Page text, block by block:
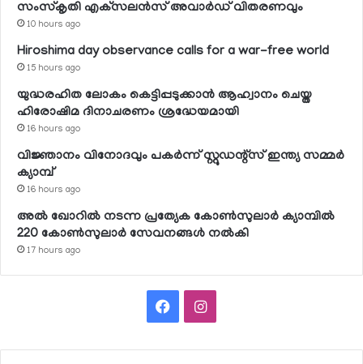
സംസ്‌കൃതി എക്‌സലന്‍സ് അവാര്‍ഡ് വിതരണവും
10 hours ago
Hiroshima day observance calls for a war-free world
15 hours ago
യുദ്ധരഹിത ലോകം കെട്ടിപ്പടുക്കാന്‍ ആഹ്വാനം ചെയ്ത
ഹിരോഷിമ ദിനാചരണം ശ്രദ്ധേയമായി
16 hours ago
വിജ്ഞാനം വിനോദവും പകര്‍ന്ന് സ്റ്റുഡന്റ്‌സ് ഇന്ത്യ സമ്മര്‍
ക്യാമ്പ്
16 hours ago
അല്‍ ഖോറില്‍ നടന്ന പ്രത്യേക കോണ്‍സുലാര്‍ ക്യാമ്പില്‍
220 കോണ്‍സുലാര്‍ സേവനങ്ങള്‍ നല്‍കി
17 hours ago
FacebookInstagram